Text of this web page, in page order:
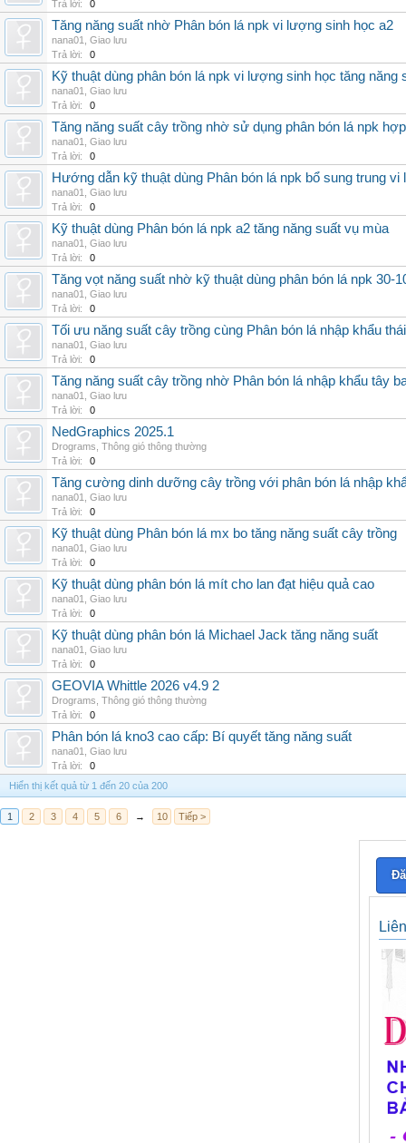
Trả lời:
0
Tăng năng suất nhờ Phân bón lá npk vi lượng sinh học a2
nana01
Giao lưu
Trả lời:
0
Kỹ thuật dùng phân bón lá npk vi lượng sinh học tăng năng
nana01
Giao lưu
Trả lời:
0
Tăng năng suất cây trồng nhờ sử dụng phân bón lá npk
nana01
Giao lưu
Trả lời:
0
Hướng dẫn kỹ thuật dùng Phân bón lá npk bổ sung trung vi
nana01
Giao lưu
Trả lời:
0
Kỹ thuật dùng Phân bón lá npk a2 tăng năng suất vụ mùa
nana01
Giao lưu
Trả lời:
0
Tăng vọt năng suất nhờ kỹ thuật dùng phân bón lá npk 30-
nana01
Giao lưu
Trả lời:
0
Tối ưu năng suất cây trồng cùng Phân bón lá nhập khẩu
nana01
Giao lưu
Trả lời:
0
Tăng năng suất cây trồng nhờ Phân bón lá nhập khẩu tây
nana01
Giao lưu
Trả lời:
0
NedGraphics 2025.1
Drograms Thông gió thông thường
Trả lời:
0
Tăng cường dinh dưỡng cây trồng với phân bón lá nhập
nana01
Giao lưu
Trả lời:
0
Kỹ thuật dùng Phân bón lá mx bo tăng năng suất cây trồng
nana01
Giao lưu
Trả lời:
0
Kỹ thuật dùng phân bón lá mít cho lan đạt hiệu quả cao
nana01
Giao lưu
Trả lời:
0
Kỹ thuật dùng phân bón lá Michael Jack tăng năng suất
nana01
Giao lưu
Trả lời:
0
GEOVIA Whittle 2026 v4.9 2
Drograms Thông gió thông thường
Trả lời:
0
Phân bón lá kno3 cao cấp: Bí quyết tăng năng suất
nana01
Giao lưu
Trả lời:
0
Hiển thị kết quả từ 1 đến 20 của 200
1 2 3 4 5 6 → 10 Tiếp >